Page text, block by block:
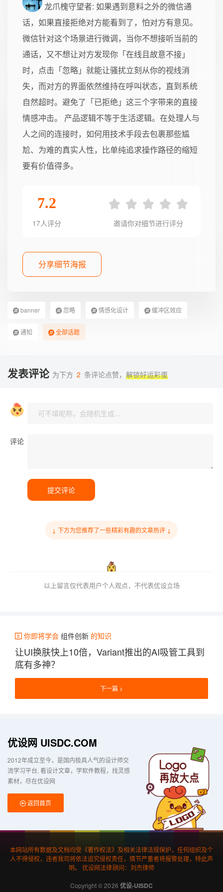
龙爪槐守望者: 如果遇到意料之外的微信通
话，如果直接拒绝对方能看到了，怕对方有意见。
微信针对这个场景进行微调，当你不想接听当前的
通话，又不想让对方发现你「在线且故意不接」
时，点击「忽略」就能让骚扰立刻从你的视线消
失，而对方的界面依然维持在呼叫状态，直到系统
自然超时。避免了「已拒绝」这三个字带来的直接
情感冲击。 产品逻辑不等于生活逻辑。在处理人与
人之间的连接时，如何用技术手段去包裹那些尴
尬、为难的真实人性，比单纯追求操作路径的缩短
要有价值得多。
7.2
17人评分 邀请你对细节进行评分
分享细节海报
banner 忽略 情感化设计 缓冲区效应
通知 全部话题
发表评论 为下方 2 条评论点赞， 解锁好运彩蛋
评论
提交评论
↓ 下方为您推荐了一些精彩有趣的文章热评 ↓
以上留言仅代表用户个人观点，不代表优设立场
你即将学会 组件创新 的知识
让UI换肤快上10倍，Variant推出的AI吸管工具到
底有多神？
下一篇
优设网 UISDC.COM
2012年成立至今，是国内极具人气的设计师交
流学习平台 看设计文章，学软件教程，找灵感
素材，尽在优设网
返回首页
本网站所有数据及文档均受《著作权法》及相关法律法规保护，任何组织及个
人不得侵权，违者我司将依法追究侵权责任，情节严重者将报警处理，特此声
明。 优设网法律顾问：刘杰律师
Copyright © 2026 优设-UISDC